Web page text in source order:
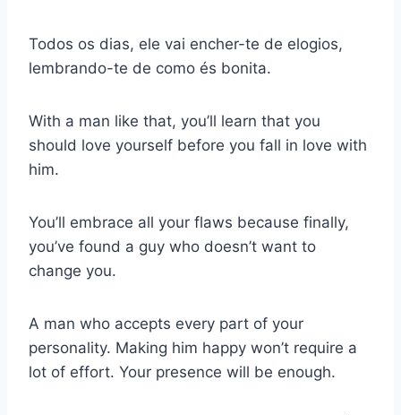
Todos os dias, ele vai encher-te de elogios,
lembrando-te de como és bonita.
With a man like that, you’ll learn that you
should love yourself before you fall in love with
him.
You’ll embrace all your flaws because finally,
you’ve found a guy who doesn’t want to
change you.
A man who accepts every part of your
personality. Making him happy won’t require a
lot of effort. Your presence will be enough.